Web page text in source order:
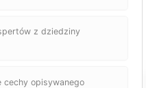
z dziedziny
cechy opisywanego